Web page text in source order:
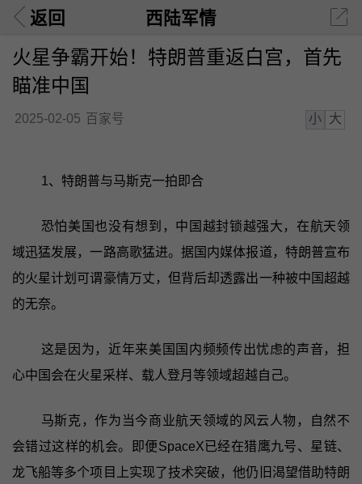
返回 西陆军情
火星争霸开始！特朗普重返白宫，首先
瞄准中国
2025-02-05 百家号 小 大
1、特朗普与马斯克一拍即合
恐怕美国也没有想到，中国越封锁越强大，在航天领
域迅猛发展，一路高歌猛进。据国内媒体报道，特朗普宣布
的火星计划可谓豪情万丈，但背后却透露出一种被中国超越
的无奈。
这是因为，近年来美国国内频频传出忧虑的声音，担
心中国会在火星采样、载人登月等领域超越自己。
马斯克，作为当今商业航天领域的风云人物，自然不
会错过这样的机会。即便SpaceX已经在猎鹰九号、星链、
龙飞船等多个项目上实现了技术突破，他仍旧渴望借助特朗